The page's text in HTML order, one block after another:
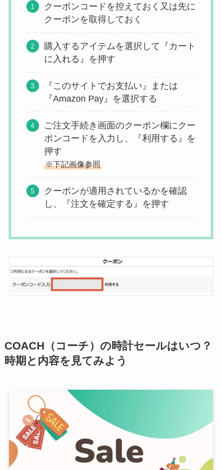
クーポンコードを控えておく又は先に
クーポンを取得しておく
購入するアイテムを選択して『カート
に入れる』を押す
『このサイトでお支払い』または
『Amazon Pay』を選択する
ご注文手続き画面のクーポン欄にクー
ポンコードを入力し、『利用する』を
押す
※下記画像参照
クーポンが適用されているかを確認
し、『注文を確定する』を押す
COACH（コーチ）の時計セールはいつ？
時期と内容を見てみよう